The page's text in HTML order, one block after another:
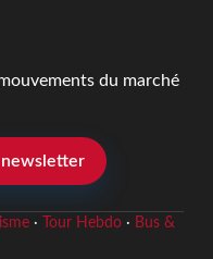
du marché
newsletter
· Tour Hebdo· Bus &